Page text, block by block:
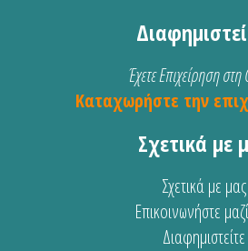
Έχετε Επιχείρηση
Καταχωρήστε την
Σχετικά με
Σχετικά με μας
Επικοινωνήστε
Διαφημιστείτε